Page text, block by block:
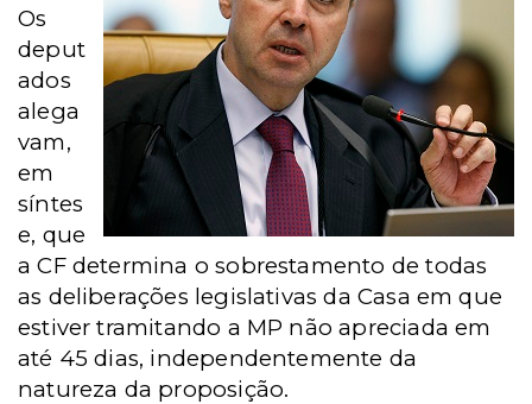
Os
deput
ados
alega
vam,
em
síntes
e, que
a CF determina o sobrestamento de todas
as deliberações legislativas da Casa em que
estiver tramitando a MP não apreciada em
até 45 dias, independentemente da
natureza da proposição.